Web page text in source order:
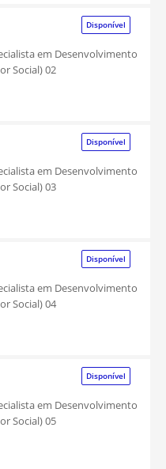
Disponível
em Desenvolvimento
Social) 02
Disponível
em Desenvolvimento
Social) 03
Disponível
em Desenvolvimento
Social) 04
Disponível
em Desenvolvimento
Social) 05